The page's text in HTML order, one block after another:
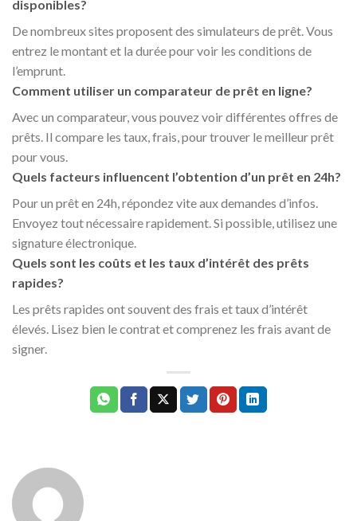
disponibles?
De nombreux sites proposent des simulateurs de prêt. Vous
entrez le montant et la durée pour voir les conditions de
l’emprunt.
Comment utiliser un comparateur de prêt en ligne?
Avec un comparateur, vous pouvez voir différentes offres de
prêts. Il compare les taux, frais, pour trouver le meilleur prêt
pour vous.
Quels facteurs influencent l’obtention d’un prêt en 24h?
Pour un prêt en 24h, répondez vite aux demandes d’infos.
Envoyez tout nécessaire rapidement. Si possible, utilisez une
signature électronique.
Quels sont les coûts et les taux d’intérêt des prêts
rapides?
Les prêts rapides ont souvent des frais et taux d’intérêt
élevés. Lisez bien le contrat et comprenez les frais avant de
signer.